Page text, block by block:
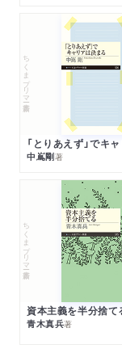
ちくまプリマー新書
中嶌剛著
ちくまプリマー新書
資本主義を半分捨て
青木真兵著